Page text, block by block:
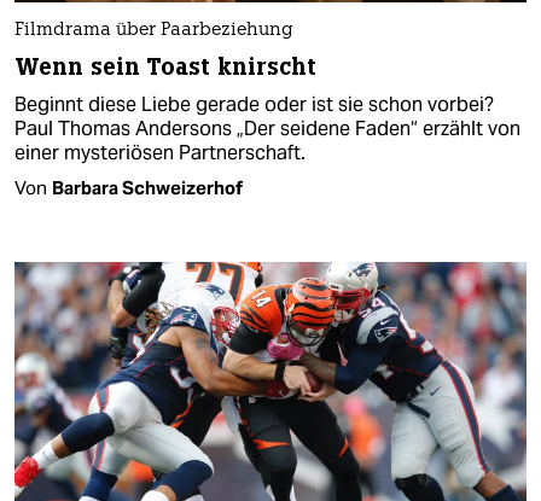
Filmdrama über Paarbeziehung
Wenn sein Toast knirscht
Beginnt diese Liebe gerade oder ist sie schon vorbei?
Paul Thomas Andersons „Der seidene Faden“ erzählt von
einer mysteriösen Partnerschaft.
Von Barbara Schweizerhof